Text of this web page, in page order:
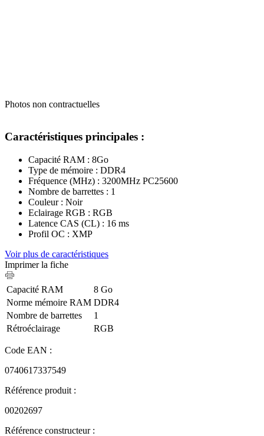
Photos non contractuelles
Caractéristiques principales :
Capacité RAM : 8Go
Type de mémoire : DDR4
Fréquence (MHz) : 3200MHz PC25600
Nombre de barrettes : 1
Couleur : Noir
Eclairage RGB : RGB
Latence CAS (CL) : 16 ms
Profil OC : XMP
Voir plus de caractéristiques
Imprimer la fiche
Capacité RAM
8 Go
Norme mémoire RAM DDR4
Nombre de barrettes
1
Rétroéclairage
RGB
Code EAN :
0740617337549
Référence produit :
00202697
Référence constructeur :